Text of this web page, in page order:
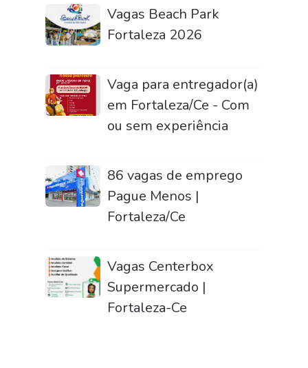
Vagas Beach Park
Fortaleza 2026
Vaga para entregador(a)
em Fortaleza/Ce - Com
ou sem experiência
86 vagas de emprego
Pague Menos |
Fortaleza/Ce
Vagas Centerbox
Supermercado |
Fortaleza-Ce